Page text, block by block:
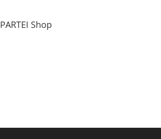
PARTEI Shop